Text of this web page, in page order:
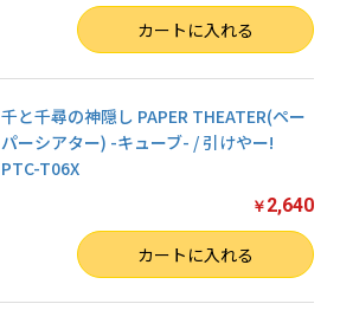
カートに入れる
千と千尋の神隠し PAPER THEATER(ペー
パーシアター) -キューブ- / 引けやー!
PTC-T06X
￥ 2,640
カートに入れる